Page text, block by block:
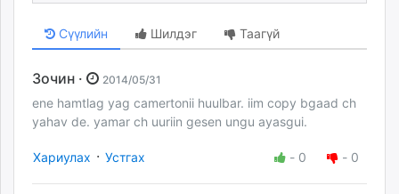
Сүүлийн Шилдэг Таагүй
Зочин · 2014/05/31
ene hamtlag yag camertonii huulbar. iim copy bgaad ch
yahav de. yamar ch uuriin gesen ungu ayasgui.
Хариулах · Устгах - 0 - 0